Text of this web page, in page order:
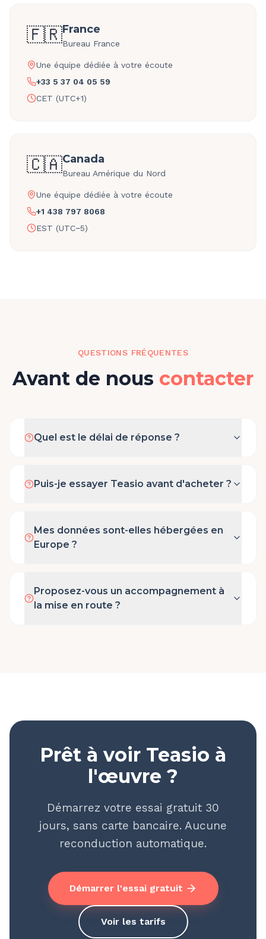
🇫🇷France
Bureau France
Une équipe dédiée à votre écoute
+33 5 37 04 05 59
CET (UTC+1)
🇨🇦Canada
Bureau Amérique du Nord
Une équipe dédiée à votre écoute
+1 438 797 8068
EST (UTC−5)
QUESTIONS FRÉQUENTES
Avant de nous contacter
Quel est le délai de réponse ?
Puis-je essayer Teasio avant d'acheter ?
Mes données sont-elles hébergées en
Europe ?
Proposez-vous un accompagnement à
la mise en route ?
Prêt à voir Teasio à
l'œuvre ?
Démarrez votre essai gratuit 30
jours, sans carte bancaire. Aucune
reconduction automatique.
Démarrer l'essai gratuit
Voir les tarifs